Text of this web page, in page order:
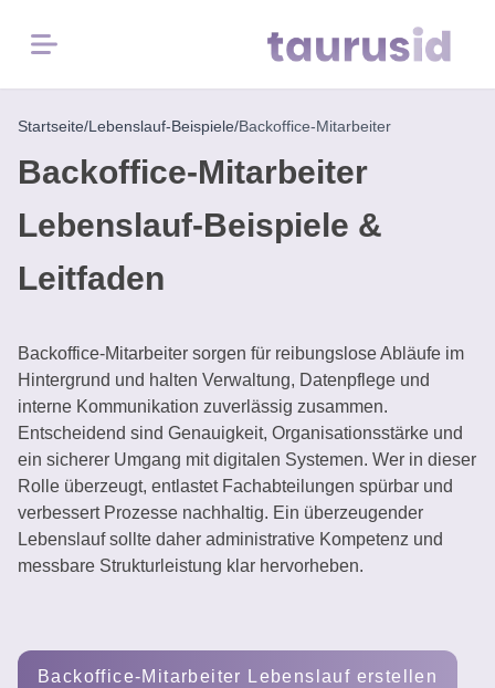
Menü
Startseite
Inspiration
Lebenslauf-
Kostenlose
Tools
Lebenslauf
erstellen
Startseite/Lebenslauf-Beispiele/Backoffice-Mitarbeiter
Backoffice-Mitarbeiter
Lebenslauf-Beispiele &
Leitfaden
Backoffice-Mitarbeiter sorgen für reibungslose Abläufe im
Hintergrund und halten Verwaltung, Datenpflege und
interne Kommunikation zuverlässig zusammen.
Entscheidend sind Genauigkeit, Organisationsstärke und
ein sicherer Umgang mit digitalen Systemen. Wer in dieser
Rolle überzeugt, entlastet Fachabteilungen spürbar und
verbessert Prozesse nachhaltig. Ein überzeugender
Lebenslauf sollte daher administrative Kompetenz und
messbare Strukturleistung klar hervorheben.
Backoffice-Mitarbeiter Lebenslauf erstellen